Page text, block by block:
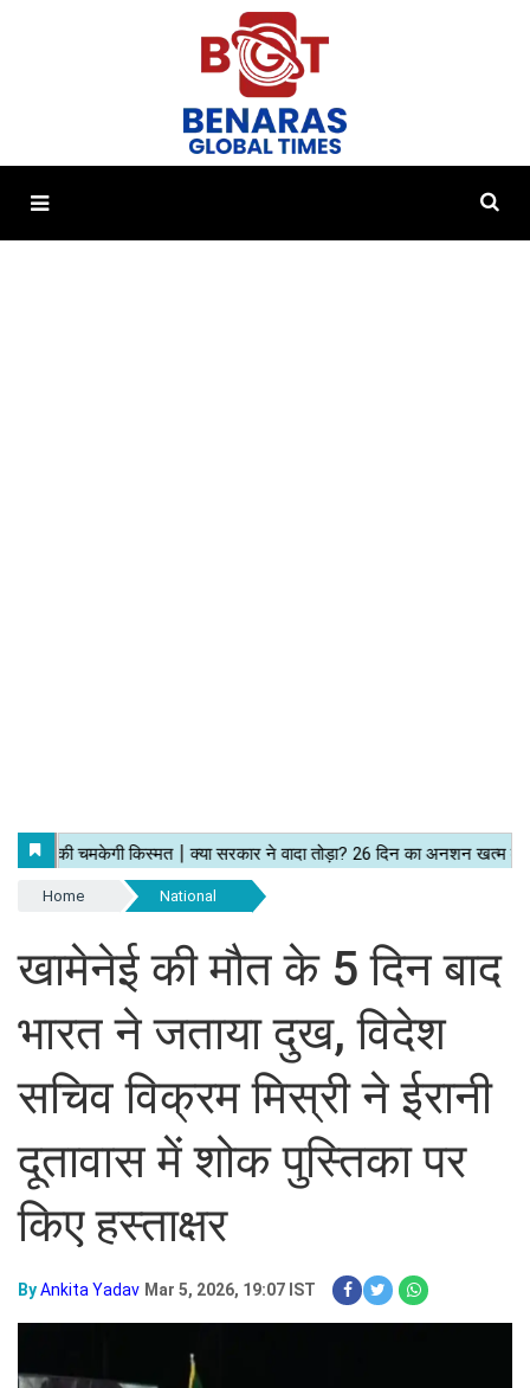
Home National
खामेनेई की मौत के 5 दिन बाद
भारत ने जताया दुख, विदेश
सचिव विक्रम मिस्री ने ईरानी
दूतावास में शोक पुस्तिका पर
किए हस्ताक्षर
ByAnkita Yadav Mar 5, 2026, 19:07 IST